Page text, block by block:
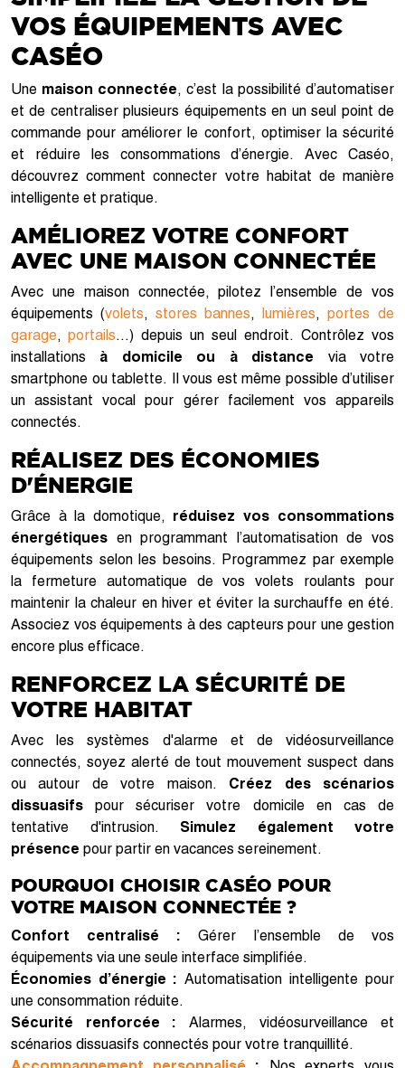
VOS ÉQUIPEMENTS AVEC
CASÉO
Une maison connectée, c’est la possibilité d’automatiser
et de centraliser plusieurs équipements en un seul point de
commande pour améliorer le confort, optimiser la sécurité
et réduire les consommations d’énergie. Avec Caséo,
découvrez comment connecter votre habitat de manière
intelligente et pratique.
AMÉLIOREZ VOTRE CONFORT
AVEC UNE MAISON CONNECTÉE
Avec une maison connectée, pilotez l’ensemble de vos
équipements (volets, stores bannes, lumières, portes de
garage, portails…) depuis un seul endroit. Contrôlez vos
installations à domicile ou à distance via votre
smartphone ou tablette. Il vous est même possible d’utiliser
un assistant vocal pour gérer facilement vos appareils
connectés.
RÉALISEZ DES ÉCONOMIES
D'ÉNERGIE
Grâce à la domotique, réduisez vos consommations
énergétiques en programmant l’automatisation de vos
équipements selon les besoins. Programmez par exemple
la fermeture automatique de vos volets roulants pour
maintenir la chaleur en hiver et éviter la surchauffe en été.
Associez vos équipements à des capteurs pour une gestion
encore plus efficace.
RENFORCEZ LA SÉCURITÉ DE
VOTRE HABITAT
Avec les systèmes d'alarme et de vidéosurveillance
connectés, soyez alerté de tout mouvement suspect dans
ou autour de votre maison. Créez des scénarios
dissuasifs pour sécuriser votre domicile en cas de
tentative d'intrusion. Simulez également votre
présence pour partir en vacances sereinement.
POURQUOI CHOISIR CASÉO POUR
VOTRE MAISON CONNECTÉE ?
Confort centralisé : Gérer l’ensemble de vos
équipements via une seule interface simplifiée.
Économies d’énergie : Automatisation intelligente pour
une consommation réduite.
Sécurité renforcée : Alarmes, vidéosurveillance et
scénarios dissuasifs connectés pour votre tranquillité.